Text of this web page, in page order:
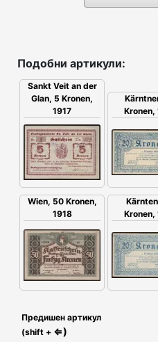
Подобни артикули:
Sankt Veit an der
Glan, 5 Kronen,
1917
Kronen,
Wien, 50 Kronen,
1918
Kronen,
Предишен артикул
(shift + ⇐)